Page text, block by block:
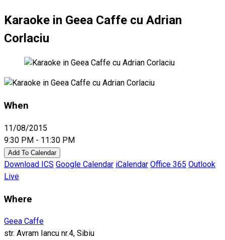
Karaoke in Geea Caffe cu Adrian
Corlaciu
When
11/08/2015
9:30 PM - 11:30 PM
Add To Calendar
Download ICS Google Calendar iCalendar Office 365 Outlook
Live
Where
Geea Caffe
str. Avram Iancu nr.4, Sibiu